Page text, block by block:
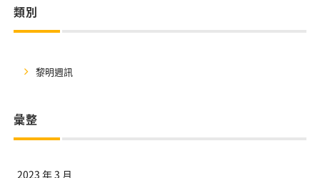
類別
黎明週訊
彙整
2023 年 3 月